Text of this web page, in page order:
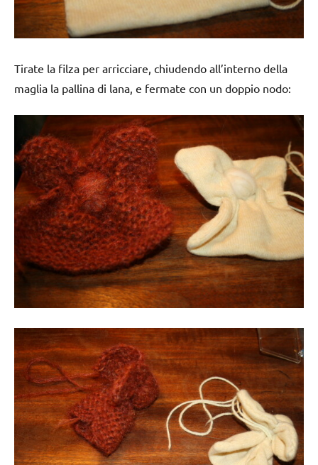
Tirate la filza per arricciare, chiudendo all’interno della
maglia la pallina di lana, e fermate con un doppio nodo: